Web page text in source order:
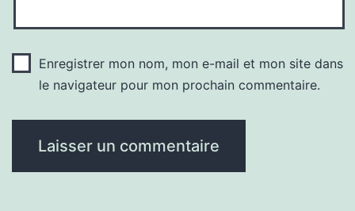
Enregistrer mon nom, mon e-mail et mon site dans
le navigateur pour mon prochain commentaire.